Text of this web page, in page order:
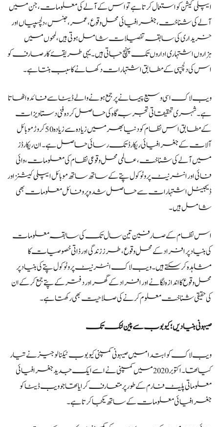
ایپلی کیشن کو استعمال کرتا ہے تو اس کے آلے کی معلومات، جن میں
آلے کی شناخت، جغرافیائی محل وقوع، عمر، جنس، دلچسپیاں اور
خریداری کی سابقہ تفصیلات شامل ہوتی ہیں، لمحوں میں
ہزاروں اشتہاری اداروں تک پہنچ جاتی ہیں۔ یہی طریقۂ کار صارف کو
اس کی دلچسپی کے مطابق اشتہارات دکھانے کا سبب بنتا ہے۔
ویب لاک اسی وسیع پیمانے پر جمع ہونے والے ڈیٹا سے فائدہ اٹھاتا
ہے۔ شہری تحقیقاتی تجربہ گاہ کی حاصل کردہ فنی دستاویزات
کے مطابق اس نظام کو دنیا بھر میں زیادہ سے زیادہ 50 کروڑ موبائل
آلات کے جغرافیائی ریکارڈ تک رسائی حاصل ہے۔ ان ریکارڈز
میں آلے کی شناخت، عالمی محل وقوعی نظام کی معلومات، وائی
فائی اور انٹرنیٹ پروٹوکول پتے کے ساتھ ساتھ موبائل ایپلی کیشنز اور
ڈیجیٹل اشتہارات سے حاصل شدہ پروفائل معلومات بھی
شامل ہیں۔
اس نظام کے صارفین تین سال تک کی سابقہ معلومات
کی بنیاد پر افراد کے محل وقوع، طرز زندگی اور ذاتی خصوصیات کا
مشاہدہ کر سکتے ہیں۔ ویب لاک انٹرنیٹ پروٹوکول پتے کی بنیاد پر
محل وقوع کا اندازہ لگانے اور افراد کے گھر اور دفتر کے پتے جمع کرکے ان
کی حقیقی شناخت معلوم کرنے کی صلاحیت بھی رکھتا ہے۔
صیہونی بنیادیں؛ کیوبوب سے پین لنک تک
ویب لاک کو ابتدا میں صیہونی کمپنی کیوبوب ٹیکنالوجیز نے تیار
کیا تھا۔ اکتوبر 2020 میں کمپنی نے اسے ایک جدید جغرافیائی
معلوماتی پلیٹ فارم کے طور پر متعارف کرایا تھا جو ویب ڈیٹا کو
جغرافیائی معلومات کے ساتھ یکجا کرتا ہے۔